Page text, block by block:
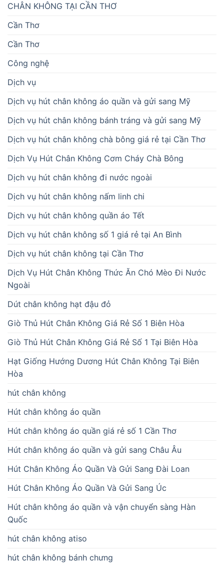
CHÂN KHÔNG TẠI CẦN THƠ
Cần Thơ
Cần Thơ
Công nghệ
Dịch vụ
Dịch vụ hút chân không áo quần và gửi sang Mỹ
Dịch vụ hút chân không bánh tráng và gửi sang Mỹ
Dịch vụ hút chân không chà bông giá rẻ tại Cần Thơ
Dịch Vụ Hút Chân Không Cơm Cháy Chà Bông
Dịch vụ hút chân không đi nước ngoài
Dịch vụ hút chân không nấm linh chi
Dịch vụ hút chân không quần áo Tết
Dịch vụ hút chân không số 1 giá rẻ tại An Bình
Dịch vụ hút chân không tại Cần Thơ
Dịch Vụ Hút Chân Không Thức Ăn Chó Mèo Đi Nước
Ngoài
Dút chân không hạt đậu đỏ
Giò Thủ Hút Chân Không Giá Rẻ Số 1 Biên Hòa
Giò Thủ Hút Chân Không Giá Rẻ Số 1 Tại Biên Hòa
Hạt Giống Hướng Dương Hút Chân Không Tại Biên
Hòa
hút chân không
Hút chân không áo quần
Hút chân không áo quần giá rẻ số 1 Cần Thơ
Hút chân không áo quần và gửi sang Châu Âu
Hút Chân Không Áo Quần Và Gửi Sang Đài Loan
Hút Chân Không Áo Quần Và Gửi Sang Úc
Hút chân không áo quần và vận chuyển sàng Hàn
Quốc
hút chân không atiso
hút chân không bánh chưng